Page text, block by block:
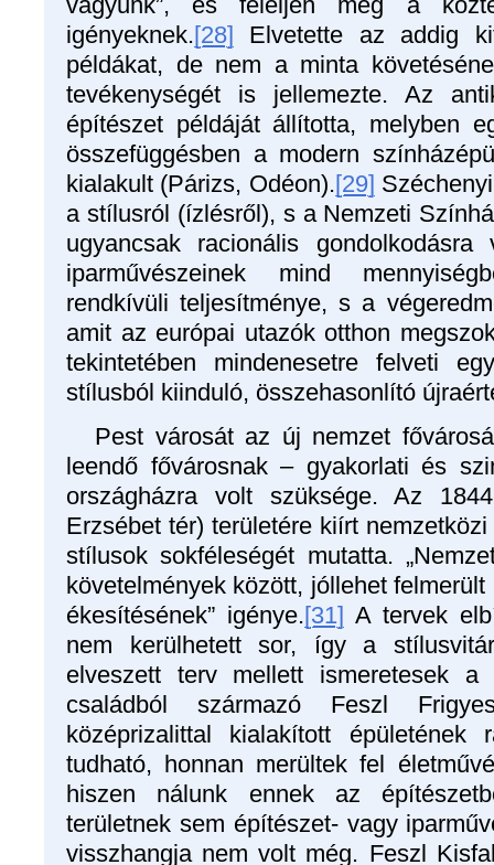
igényeknek.[28] Elvetette az addig
példákat, de nem a minta
tevékenységét is jellemezte. Az
építészet példáját állította, melyben
összefüggésben a modern
kialakult (Párizs, Odéon).[29]
a stílusról (ízlésről), s a Nemzeti
ugyancsak racionális
iparművészeinek mind
rendkívüli teljesítménye, s a
amit az európai utazók otthon
tekintetében mindenesetre felveti
stílusból kiinduló, összehasonlító
Pest városát az új nemzet
leendő fővárosnak – gyakorlati és
országházra volt szüksége. Az
Erzsébet tér) területére kiírt
stílusok sokféleségét mutatta.
követelmények között, jóllehet
ékesítésének” igénye.[31] A tervek
nem kerülhetett sor, így a
elveszett terv mellett ismeretesek a
családból származó Feszl
középrizalittal kialakított épületének
tudható, honnan merültek fel
hiszen nálunk ennek az
területnek sem építészet- vagy
visszhangja nem volt még. Feszl